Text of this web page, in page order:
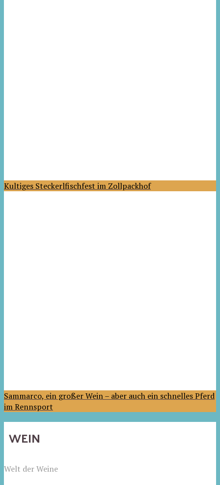
Kultiges Steckerlfischfest im Zollpackhof
Sammarco, ein großer Wein – aber auch ein schnelles Pferd
im Rennsport
WEIN
Welt der Weine